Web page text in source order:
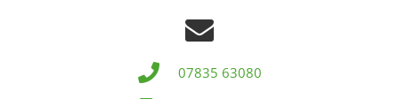
07835 63080